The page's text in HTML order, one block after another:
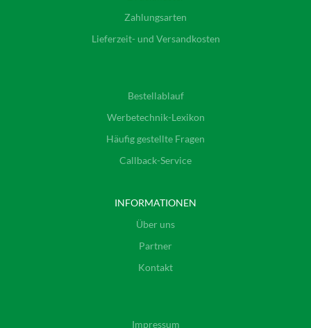
Zahlungsarten
Lieferzeit- und Versandkosten
Bestellablauf
Werbetechnik-Lexikon
Häufig gestellte Fragen
Callback-Service
INFORMATIONEN
Über uns
Partner
Kontakt
Impressum